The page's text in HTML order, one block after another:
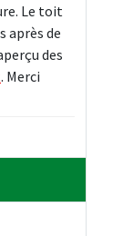
Le toit
après de
des
. Merci